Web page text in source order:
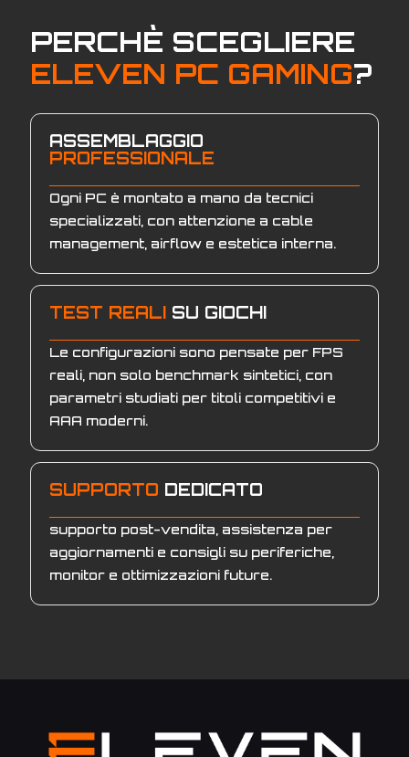
PERCHÈ SCEGLIERE
ELEVEN PC GAMING?
ASSEMBLAGGIO
PROFESSIONALE
Ogni PC è montato a mano da tecnici
specializzati, con attenzione a cable
management, airflow e estetica interna.
TEST REALI SU GIOCHI
Le configurazioni sono pensate per FPS
reali, non solo benchmark sintetici, con
parametri studiati per titoli competitivi e
AAA moderni.
SUPPORTO DEDICATO
supporto post-vendita, assistenza per
aggiornamenti e consigli su periferiche,
monitor e ottimizzazioni future.